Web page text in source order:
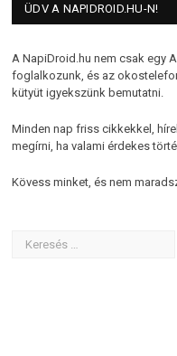
ÜDV A NAPIDROID.HU-N!
A NapiDroid.hu nem csak egy
foglalkozunk, és az
kütyüt igyekszünk bemutatni.
Minden nap friss cikkekkel,
megírni, ha valami érdekes
Kövess minket, és nem